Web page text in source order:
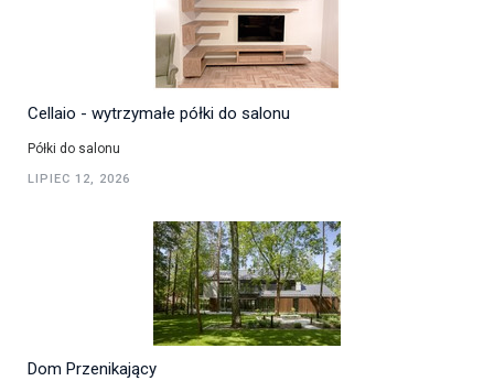
Cellaio - wytrzymałe półki do salonu
Półki do salonu
LIPIEC 12, 2026
Dom Przenikający